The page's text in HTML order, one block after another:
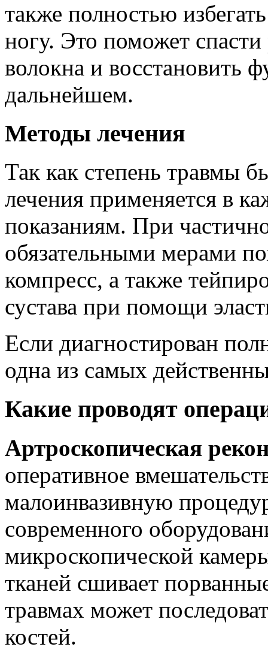
также полностью
ногу. Это поможет
волокна и восстановить
дальнейшем.
Методы лечения
Так как степень травмы
лечения применяется в
показаниям. При
обязательными мерами
компресс, а также
сустава при помощи
Если диагностирован
одна из самых
Какие проводят
Артроскопическая
оперативное
малоинвазивную
современного
микроскопической
тканей сшивает
травмах может
костей.